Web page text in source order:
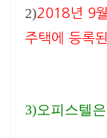
2)2018년 9
주택에 등록
​3)오피스텔